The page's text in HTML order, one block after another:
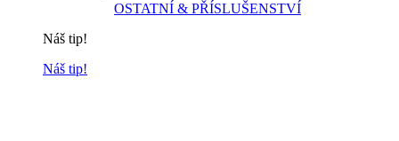
OSTATNÍ & PŘÍSLUŠENSTVÍ
Náš tip!
Náš tip!